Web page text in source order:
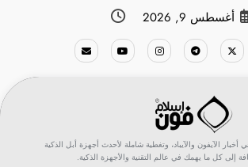
أغسطس 9, 2026
الآيفون والآيباد، وتغطية شاملة لأحدث أجهزة أبل الذكية
إلى كل ما يهمك في عالم التقنية والأجهزة الذكية.